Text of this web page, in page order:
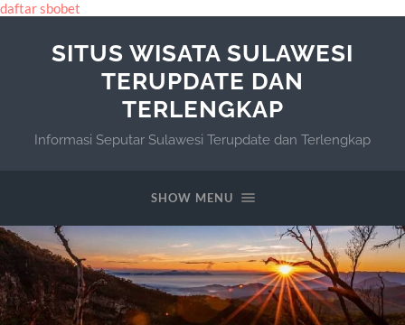
daftar sbobet
SITUS WISATA SULAWESI
TERUPDATE DAN
TERLENGKAP
Informasi Seputar Sulawesi Terupdate dan Terlengkap
SHOW MENU